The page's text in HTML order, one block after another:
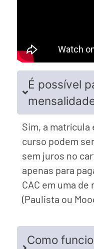
É possível
Sim, a matrícula
curso podem
sem juros no
apenas para
CAC em uma
(Paulista ou
Como